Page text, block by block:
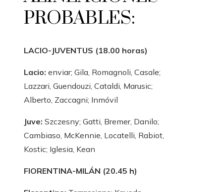
PROBABLES:
LACIO-JUVENTUS (18.00 horas)
Lacio: enviar; Gila, Romagnoli, Casale;
Lazzari, Guendouzi, Cataldi, Marusic;
Alberto, Zaccagni; Inmóvil
Juve: Szczesny; Gatti, Bremer, Danilo;
Cambiaso, McKennie, Locatelli, Rabiot,
Kostic; Iglesia, Kean
FIORENTINA-MILÁN (20.45 h)